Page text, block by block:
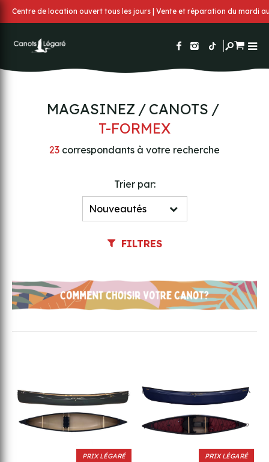
Centre de location ouvert tous les jours | Vente et réparation du mardi
MAGASINEZ
CANOTS
T-FORMEX
23 correspondants à votre recherche
Trier par:
FILTRES
PRIX LÉGARÉ PRIX LÉGARÉ